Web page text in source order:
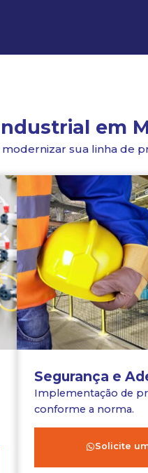
em
sua linha de
Segurança e
Implementação de
conforme a norma.
Solicite